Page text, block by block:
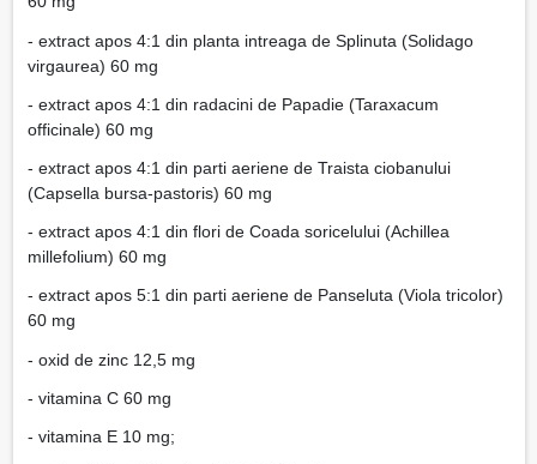
- extract apos 4:1 din planta intreaga de Splinuta (Solidago
virgaurea) 60 mg
- extract apos 4:1 din radacini de Papadie (Taraxacum
officinale) 60 mg
- extract apos 4:1 din parti aeriene de Traista ciobanului
(Capsella bursa-pastoris) 60 mg
- extract apos 4:1 din flori de Coada soricelului (Achillea
millefolium) 60 mg
- extract apos 5:1 din parti aeriene de Panseluta (Viola tricolor)
60 mg
- oxid de zinc 12,5 mg
- vitamina C 60 mg
- vitamina E 10 mg;